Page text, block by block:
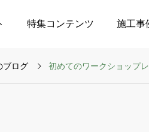
特集コンテンツ 施工事
ブログ 初めてのワークショップ